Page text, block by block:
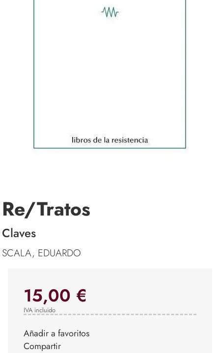
Re/Tratos
Claves
SCALA, EDUARDO
15,00 €
IVA incluido
Añadir a favoritos
Compartir